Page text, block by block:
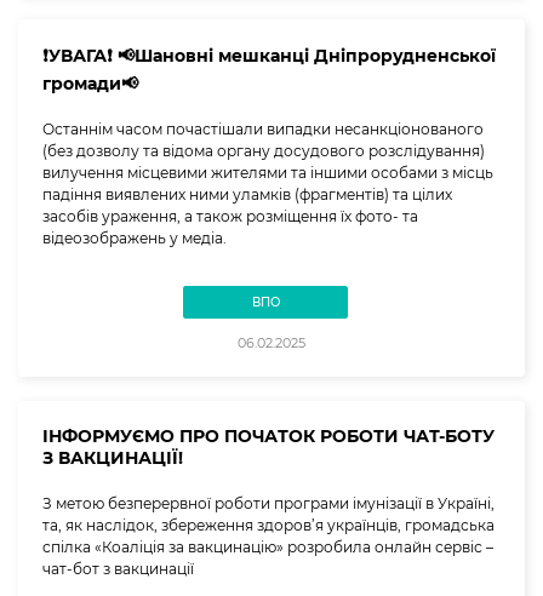
❗️УВАГА❗️ 📢Шановні мешканці Дніпрорудненської
громади📢
Останнім часом почастішали випадки несанкціонованого
(без дозволу та відома органу досудового розслідування)
вилучення місцевими жителями та іншими особами з місць
падіння виявлених ними уламків (фрагментів) та цілих
засобів ураження, а також розміщення їх фото- та
відеозображень у медіа.
ВПО
06.02.2025
ІНФОРМУЄМО ПРО ПОЧАТОК РОБОТИ ЧАТ-БОТУ
З ВАКЦИНАЦІЇ!
З метою безперервної роботи програми імунізації в Україні,
та, як наслідок, збереження здоров’я українців, громадська
спілка «Коаліція за вакцинацію» розробила онлайн сервіс –
чат-бот з вакцинації